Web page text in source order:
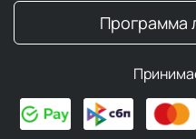
Skinessentials
ЛинияSkin Essentials
средств для базового
области вокруг глаз и
ассортименте есть
Программа